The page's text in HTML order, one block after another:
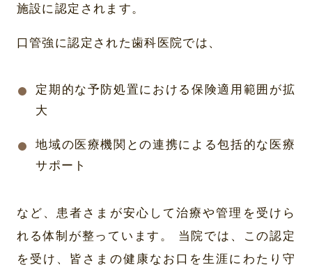
施設に認定されます。
口管強に認定された歯科医院では、
定期的な予防処置における保険適用範囲が拡
大
地域の医療機関との連携による包括的な医療
サポート
など、患者さまが安心して治療や管理を受けら
れる体制が整っています。 当院では、この認定
を受け、皆さまの健康なお口を生涯にわたり守